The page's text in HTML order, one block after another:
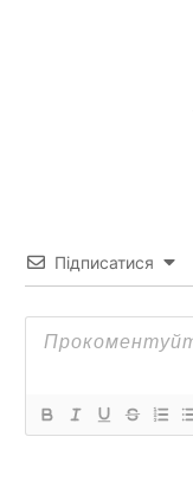
Підписатися